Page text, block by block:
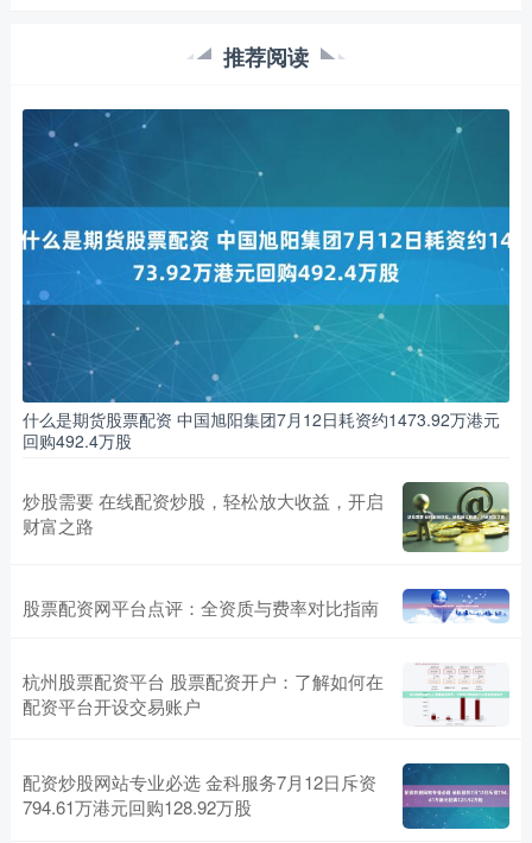
推荐阅读
什么是期货股票配资 中国旭阳集团7月12日耗资约1473.92万港元
回购492.4万股
炒股需要 在线配资炒股，轻松放大收益，开启
财富之路
股票配资网平台点评：全资质与费率对比指南
杭州股票配资平台 股票配资开户：了解如何在
配资平台开设交易账户
配资炒股网站专业必选 金科服务7月12日斥资
794.61万港元回购128.92万股